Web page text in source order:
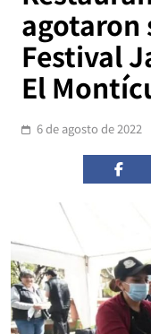
agotaron
Festival
El
6 de agosto de 2022